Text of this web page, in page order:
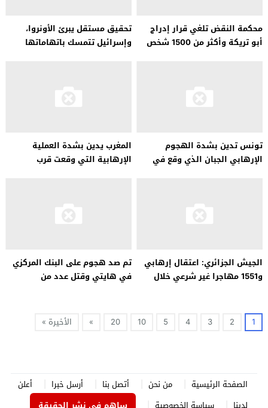
محكمة النقض تلغي قرار إدراج
أبو تريكة وأكثر من 1500 شخص
تحقيق مستقل يبرئ الأونروا،
وإسرائيل تتمسك باتهاماتها
تونس تدين بشدة الهجوم
الإرهابي الجبان الذي وقع في
المغرب يدين بشدة العملية
الإرهابية التي وقعت قرب
الجيش الجزائري: اعتقال إرهابي
و1551 مهاجرا غير شرعي خلال
تم صد هجوم على البنك المركزي
في هايتي وقتل عدد من
1
2
3
4
5
10
20
» الأخيرة »
الصفحة الرئيسية من نحن أتصل بنا أرسل خبرا
أعلن